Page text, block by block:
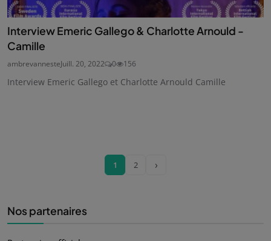
Interview Emeric Gallego & Charlotte Arnould -
Camille
ambrevannesteJuill. 20, 2022 0 156
Interview Emeric Gallego et Charlotte Arnould Camille
1 2 ›
Nos partenaires